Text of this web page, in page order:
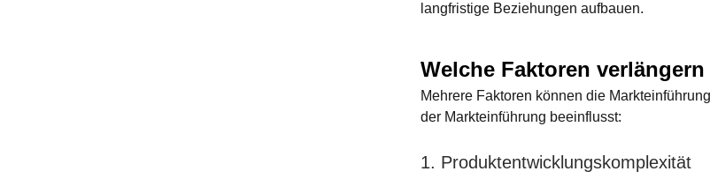
langfristige Beziehungen aufbauen.
Welche Faktoren
Mehrere Faktoren können die
der Markteinführung beeinflusst:
1. Produktentwicklungskomplexität